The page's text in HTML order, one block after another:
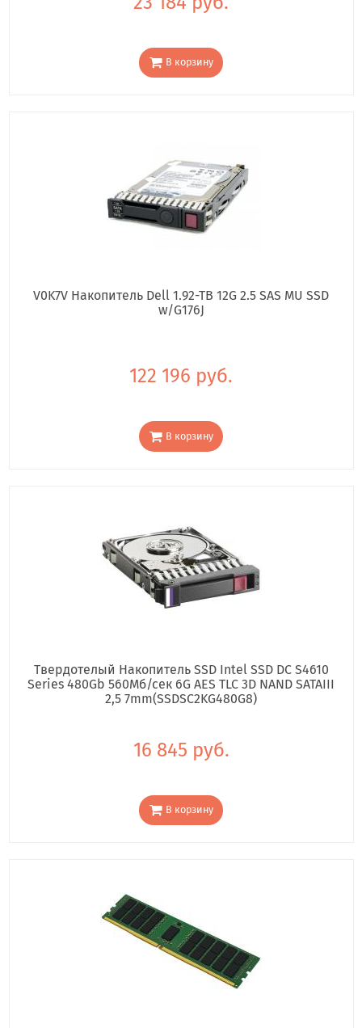
В корзину
V0K7V Накопитель Dell 1.92-TB 12G 2.5 SAS MU SSD
w/G176J
122 196 руб.
В корзину
Твердотелый Накопитель SSD Intel SSD DC S4610
Series 480Gb 560Мб/сек 6G AES TLC 3D NAND SATAIII
2,5 7mm(SSDSC2KG480G8)
16 845 руб.
В корзину